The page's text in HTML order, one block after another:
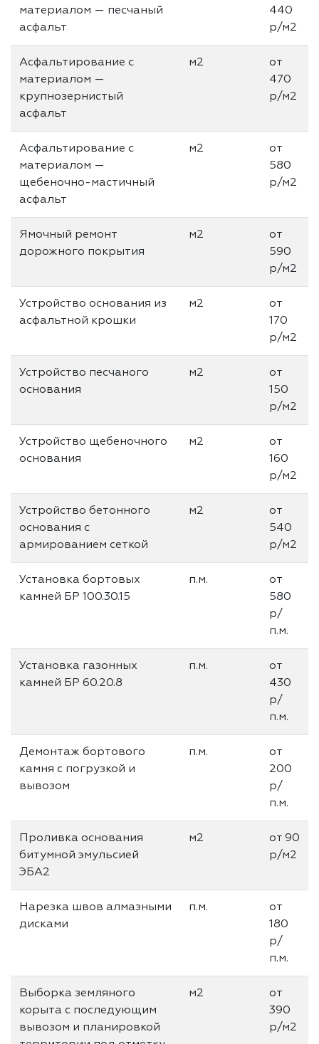
материалом — песчаный
асфальт
440
р/м2
Асфальтирование с
материалом —
крупнозернистый
асфальт
м2
от
470
р/м2
Асфальтирование с
материалом —
щебеночно-мастичный
асфальт
м2
от
580
р/м2
Ямочный ремонт
дорожного покрытия
м2
от
590
р/м2
Устройство основания из
асфальтной крошки
м2
от
170
р/м2
Устройство песчаного
основания
м2
от
150
р/м2
Устройство щебеночного
основания
м2
от
160
р/м2
Устройство бетонного
основания с
армированием сеткой
м2
от
540
р/м2
Установка бортовых
камней БР 100.30.15
п.м.
от
580
р/
п.м.
Установка газонных
камней БР 60.20.8
п.м.
от
430
р/
п.м.
Демонтаж бортового
камня с погрузкой и
вывозом
п.м.
от
200
р/
п.м.
Проливка основания
битумной эмульсией
ЭБА2
м2
от 90
р/м2
Нарезка швов алмазными
дисками
п.м.
от
180
р/
п.м.
Выборка земляного
корыта с последующим
вывозом и планировкой
м2
от
390
р/м2